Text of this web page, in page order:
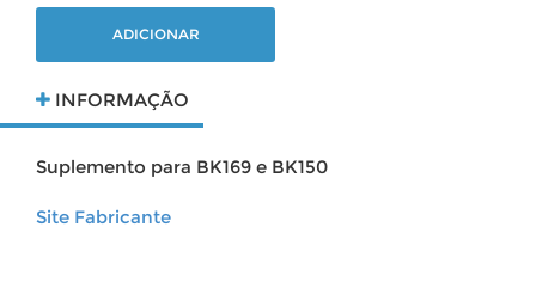
ADICIONAR
INFORMAÇÃO
Suplemento para BK169 e BK150
Site Fabricante